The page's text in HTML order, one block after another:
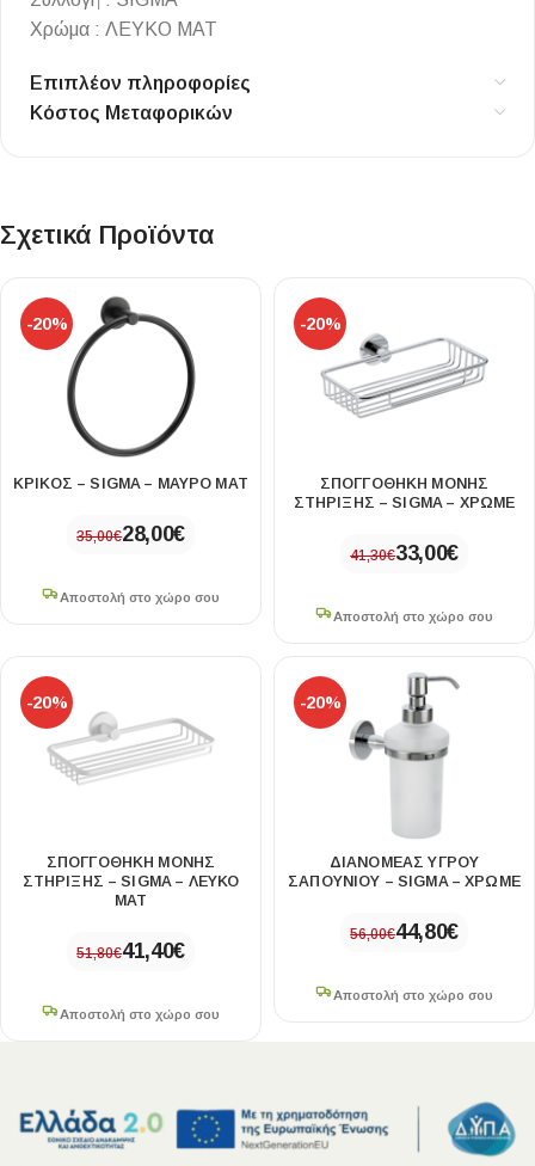
Χρώμα : ΛΕΥΚΟ ΜΑΤ
Επιπλέον πληροφορίες
Κόστος Μεταφορικών
Σχετικά Προϊόντα
-20%
ΚΡΙΚΟΣ – SIGMA – ΜΑΥΡΟ ΜΑΤ
35,00€28,00€
Αποστολή στο χώρο σου
-20%
ΣΠΟΓΓΟΘΗΚΗ ΜΟΝΗΣ
ΣΤΗΡΙΞΗΣ – SIGMA – ΧΡΩΜΕ
41,30€33,00€
Αποστολή στο χώρο σου
-20%
ΣΠΟΓΓΟΘΗΚΗ ΜΟΝΗΣ
ΣΤΗΡΙΞΗΣ – SIGMA – ΛΕΥΚΟ
ΜΑΤ
51,80€41,40€
Αποστολή στο χώρο σου
-20%
ΔΙΑΝΟΜΕΑΣ ΥΓΡΟΥ
ΣΑΠΟΥΝΙΟΥ – SIGMA – ΧΡΩΜΕ
56,00€44,80€
Αποστολή στο χώρο σου